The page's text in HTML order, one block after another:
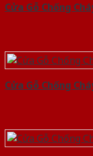
Cửa Gỗ Chống
Cửa Gỗ Chống